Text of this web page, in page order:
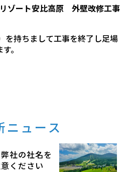
ゾート安比高原 外壁改修工事
を持ちまして工事を終了し足場
。
ニュース
社の社名を
ください